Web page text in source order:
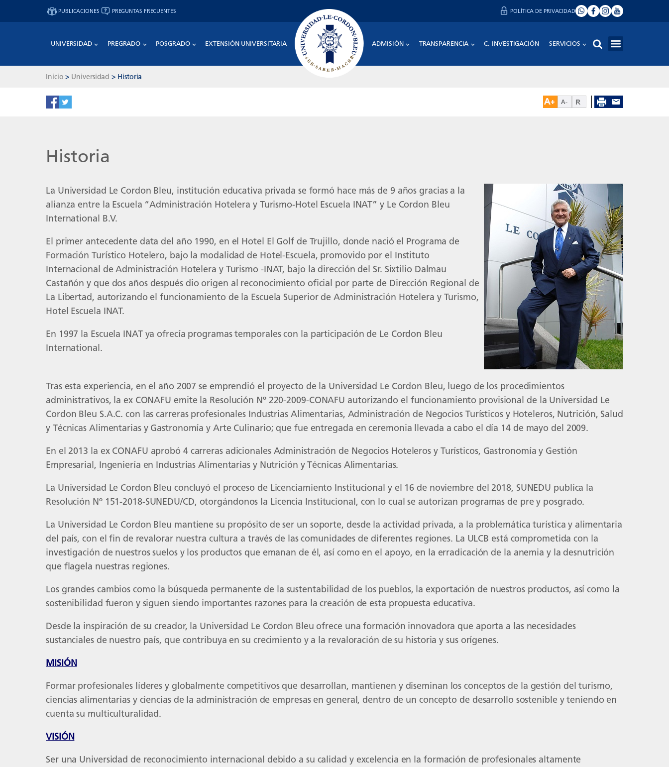
PUBLICACIONES PREGUNTAS FRECUENTES POLÍTICA DE PRIVACIDAD
UNIVERSIDAD PREGRADO POSGRADO EXTENSIÓN UNIVERSITARIA ADMISIÓN TRANSPARENCIA C. INVESTIGACIÓN SERVICIOS
Inicio > Universidad > Historia
Historia
La Universidad Le Cordon Bleu, institución educativa privada se formó hace más de 9 años gracias a la
alianza entre la Escuela “Administración Hotelera y Turismo-Hotel Escuela INAT” y Le Cordon Bleu
International B.V.
El primer antecedente data del año 1990, en el Hotel El Golf de Trujillo, donde nació el Programa de
Formación Turístico Hotelero, bajo la modalidad de Hotel-Escuela, promovido por el Instituto
Internacional de Administración Hotelera y Turismo -INAT, bajo la dirección del Sr. Sixtilio Dalmau
Castañón y que dos años después dio origen al reconocimiento oficial por parte de Dirección Regional de
La Libertad, autorizando el funcionamiento de la Escuela Superior de Administración Hotelera y Turismo,
Hotel Escuela INAT.
En 1997 la Escuela INAT ya ofrecía programas temporales con la participación de Le Cordon Bleu
International.
Tras esta experiencia, en el año 2007 se emprendió el proyecto de la Universidad Le Cordon Bleu, luego de los procedimientos
administrativos, la ex CONAFU emite la Resolución Nº 220-2009-CONAFU autorizando el funcionamiento provisional de la Universidad Le
Cordon Bleu S.A.C. con las carreras profesionales Industrias Alimentarias, Administración de Negocios Turísticos y Hoteleros, Nutrición, Salud
y Técnicas Alimentarias y Gastronomía y Arte Culinario; que fue entregada en ceremonia llevada a cabo el día 14 de mayo del 2009.
En el 2013 la ex CONAFU aprobó 4 carreras adicionales Administración de Negocios Hoteleros y Turísticos, Gastronomía y Gestión
Empresarial, Ingeniería en Industrias Alimentarias y Nutrición y Técnicas Alimentarias.
La Universidad Le Cordon Bleu concluyó el proceso de Licenciamiento Institucional y el 16 de noviembre del 2018, SUNEDU publica la
Resolución Nº 151-2018-SUNEDU/CD, otorgándonos la Licencia Institucional, con lo cual se autorizan programas de pre y posgrado.
La Universidad Le Cordon Bleu mantiene su propósito de ser un soporte, desde la actividad privada, a la problemática turística y alimentaria
del país, con el fin de revalorar nuestra cultura a través de las comunidades de diferentes regiones. La ULCB está comprometida con la
investigación de nuestros suelos y los productos que emanan de él, así como en el apoyo, en la erradicación de la anemia y la desnutrición
que flagela nuestras regiones.
Los grandes cambios como la búsqueda permanente de la sustentabilidad de los pueblos, la exportación de nuestros productos, así como la
sostenibilidad fueron y siguen siendo importantes razones para la creación de esta propuesta educativa.
Desde la inspiración de su creador, la Universidad Le Cordon Bleu ofrece una formación innovadora que aporta a las necesidades
sustanciales de nuestro país, que contribuya en su crecimiento y a la revaloración de su historia y sus orígenes.
MISIÓN
Formar profesionales líderes y globalmente competitivos que desarrollan, mantienen y diseminan los conceptos de la gestión del turismo,
ciencias alimentarias y ciencias de la administración de empresas en general, dentro de un concepto de desarrollo sostenible y teniendo en
cuenta su multiculturalidad.
VISIÓN
Ser una Universidad de reconocimiento internacional debido a su calidad y excelencia en la formación de profesionales altamente